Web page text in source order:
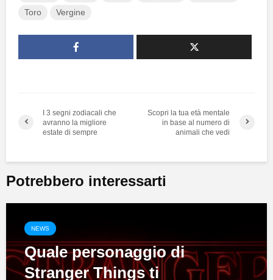
Toro
Vergine
I 3 segni zodiacali che
avranno la migliore
estate di sempre
Scopri la tua età mentale
in base al numero di
animali che vedi
Potrebbero interessarti
NEWS
Quale personaggio di
Stranger Things ti